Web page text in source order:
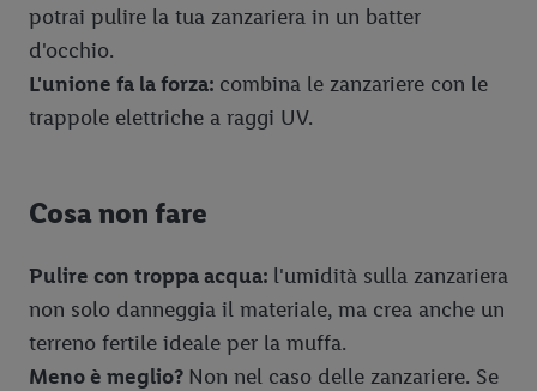
potrai pulire la tua zanzariera in un batter
d'occhio.
L'unione fa la forza: combina le zanzariere con le
trappole elettriche a raggi UV.
Cosa non fare
Pulire con troppa acqua: l'umidità sulla zanzariera
non solo danneggia il materiale, ma crea anche un
terreno fertile ideale per la muffa.
Meno è meglio? Non nel caso delle zanzariere. Se